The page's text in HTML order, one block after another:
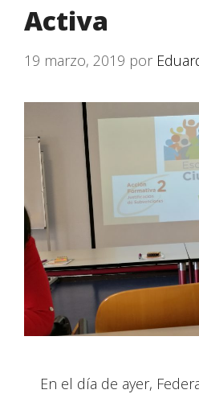
Activa
19 marzo, 2019 por
En el día de ayer,